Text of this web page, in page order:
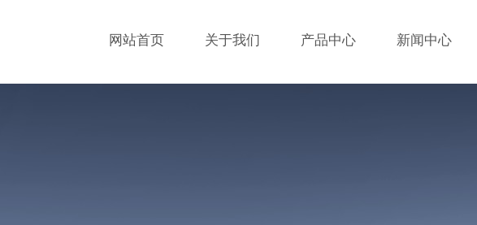
网站首页 关于我们 产品中心 新闻中心